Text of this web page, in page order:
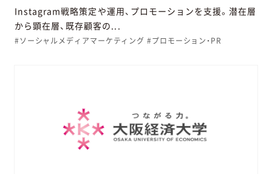
Instagram戦略策定や運用、プロモーションを支援。潜在層
から顕在層、既存顧客の...
#ソーシャルメディアマーケティング #プロモーション・PR